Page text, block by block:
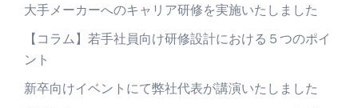
大手メーカーへのキャリア研修を実施いたしました
【コラム】若手社員向け研修設計における５つのポイ
ント
新卒向けイベントにて弊社代表が講演いたしました